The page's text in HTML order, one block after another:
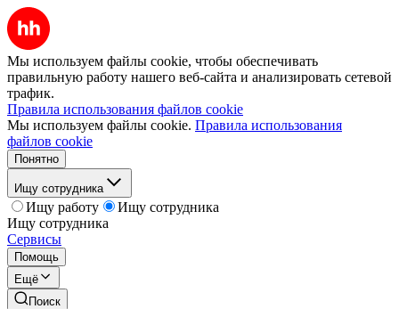
Мы используем файлы cookie, чтобы обеспечивать
правильную работу нашего веб-сайта и анализировать сетевой
трафик.
Правила использования файлов cookie
Мы используем файлы cookie. Правила использования
файлов cookie
Понятно
Ищу сотрудника
Ищу работу
Ищу сотрудника
Ищу сотрудника
Сервисы
Помощь
Ещё
Поиск